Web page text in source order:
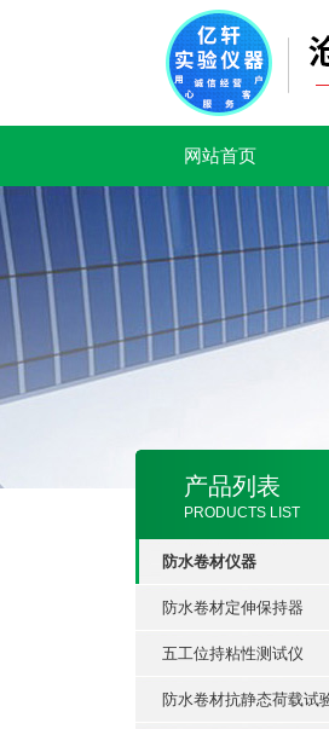
网站首页
产品列表
PRODUCTS LIST
防水卷材仪器
防水卷材定伸保持器
五工位持粘性测试仪
防水卷材抗静态荷载试